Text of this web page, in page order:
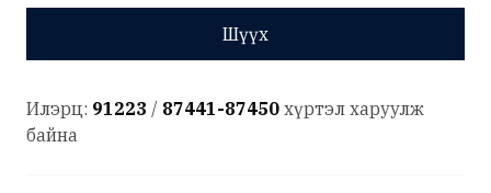
Шүүх
Илэрц: 91223 / 87441-87450 хүртэл харуулж
байна